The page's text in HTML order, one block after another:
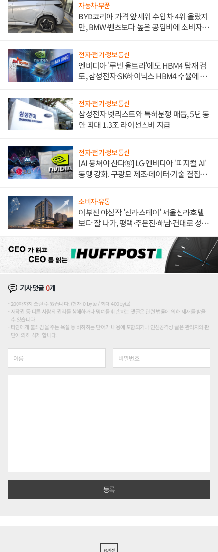
자동차·부품
BYD코리아 가격 앞세워 수입차 4위 올랐지
만, BMW·벤츠보다 높은 공임비에 소비자
전자·전기·정보통신
엔비디아 '루빈 울트라'에도 HBM4 탑재 검
토, 삼성전자·SK하이닉스 HBM4 수율에 주
전자·전기·정보통신
삼성전자 넷리스트와 특허분쟁 매듭, 5년 동
안 최대 1.3조 라이선스비 지급
전자·전기·정보통신
[AI 뭉쳐야 산다⑧] LG·엔비디아 '피지컬 AI'
동맹 강화, 구광모 제조·데이터·기술 결집
소비자·유통
이부진 야심작 '신라스테이' 서울신라호텔
보다 잘 나가, 평택·주문진·해남·건대로 성
기사댓글0개
200자까지 쓰실 수 있습니다. (현재 0 byte / 최대 400byte)
저작권 등 다른 사람의 권리를 침해하거나 명예를 훼손하는 댓글은 관련 법률에 의해 제재를 받을
수 있습니다.
타인에게 불쾌감을 주는 욕설 등 비하하는 단어가 내용에 포함되거나 인신공격성 글은 관리자의 판
단에 의해 삭제 합니다.
PC버전